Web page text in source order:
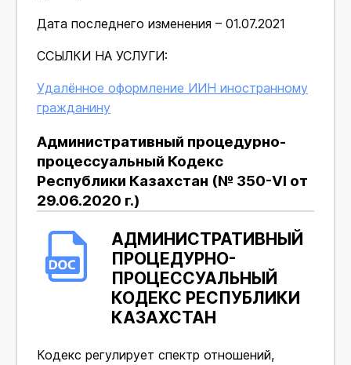
Дата последнего изменения – 01.07.2021
ССЫЛКИ НА УСЛУГИ:
Удалённое оформление ИИН иностранному
гражданину
Административный процедурно-
процессуальный Кодекс
Республики Казахстан (№ 350-VI от
29.06.2020 г.)
АДМИНИСТРАТИВНЫЙ
ПРОЦЕДУРНО-
ПРОЦЕССУАЛЬНЫЙ
КОДЕКС РЕСПУБЛИКИ
КАЗАХСТАН
Кодекс регулирует спектр отношений,